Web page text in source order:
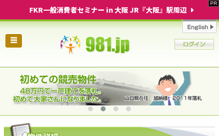
FKR一般消費者セミナー in 大阪 JR『大阪』駅周辺
☰